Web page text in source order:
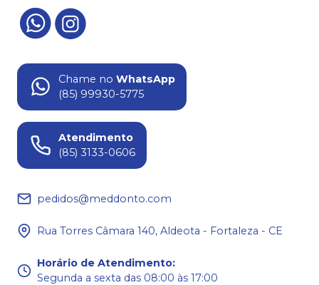
Chame no WhatsApp
(85) 99930-5775
Atendimento
(85) 3133-0606
pedidos@meddonto.com
Rua Torres Câmara 140, Aldeota - Fortaleza - CE
Horário de Atendimento:
Segunda a sexta das 08:00 às 17:00